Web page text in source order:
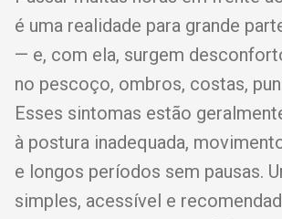
é uma realidade para grande
— e, com ela, surgem
no pescoço, ombros, costas,
Esses sintomas estão
à postura inadequada,
e longos períodos sem pausas.
simples, acessível e